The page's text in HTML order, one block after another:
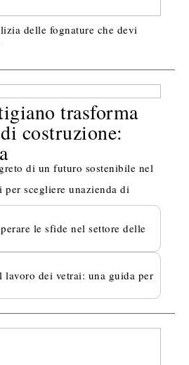
delle fognature che devi
trasforma
costruzione:
di un futuro sostenibile nel
scegliere unazienda di
le sfide nel settore delle
lavoro dei vetrai: una guida per